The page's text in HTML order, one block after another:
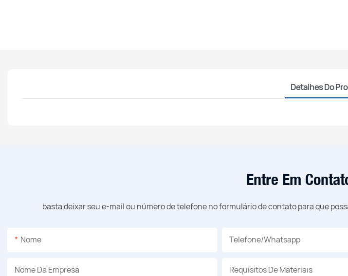
Detalhes Do
Entre Em
basta deixar seu e-mail ou número de telefone no formulário de contato para que
Nome Telefone/whatsapp
Nome Da Empresa Requisitos De Materiais